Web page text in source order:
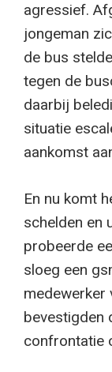
agressief.
jongeman
de bus
tegen de
daarbij
situatie
aankomst
En nu komt
schelden en
probeerde
sloeg een
medewerker
bevestigden
confrontatie